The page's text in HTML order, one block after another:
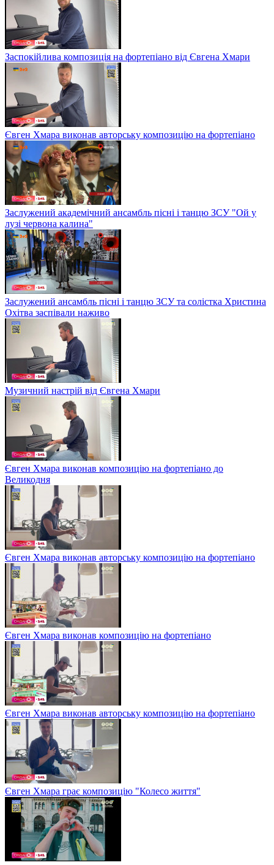
Заспокійлива композиція на фортепіано від Євгена Хмари
Євген Хмара виконав авторську композицію на фортепіано
Заслужений академічний ансамбль пісні і танцю ЗСУ "Ой у
лузі червона калина"
Заслужений ансамбль пісні і танцю ЗСУ та солістка Христина
Охітва заспівали наживо
Музичний настрій від Євгена Хмари
Євген Хмара виконав композицію на фортепіано до
Великодня
Євген Хмара виконав авторську композицію на фортепіано
Євген Хмара виконав композицію на фортепіано
Євген Хмара виконав авторську композицію на фортепіано
Євген Хмара грає композицію "Колесо життя"